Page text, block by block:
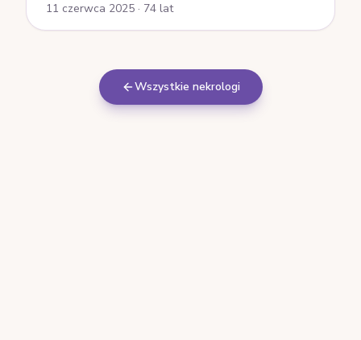
11 czerwca 2025 · 74 lat
Wszystkie nekrologi